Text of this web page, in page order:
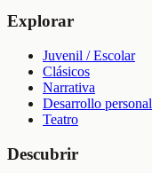
Explorar
Juvenil / Escolar
Clásicos
Narrativa
Desarrollo personal
Teatro
Descubrir